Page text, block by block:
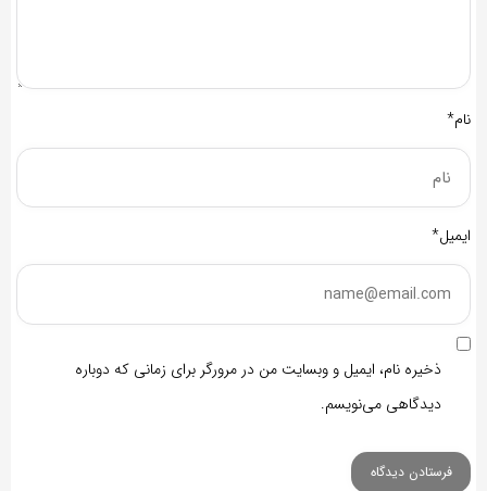
نام*
ایمیل*
ذخیره نام، ایمیل و وبسایت من در مرورگر برای زمانی که دوباره
دیدگاهی می‌نویسم.